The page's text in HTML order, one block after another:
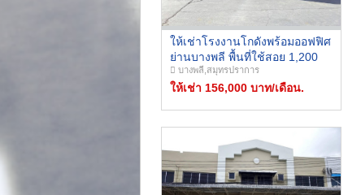
ให้เช่าโรงงานโกดังพร้อมออฟฟิศ
ย่านบางพลี พื้นที่ใช้สอย 1,200
ตรม. ขอใบอนุญาติโรงงาน รง. 4
ได้ เข้าออกทางด่วนกาญจนา
บางพลี,สมุทรปราการ
ให้เช่า 156,000 บาท/เดือน.